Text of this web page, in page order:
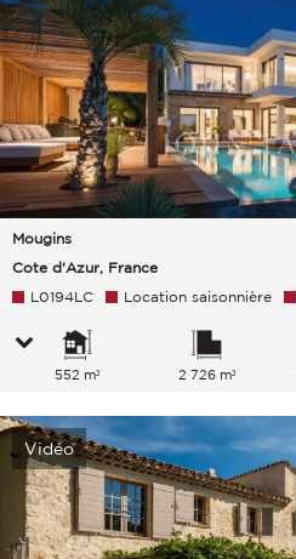
Mougins
Cote d'Azur, France
L0194LC Location saisonnière
552 m² 2 726 m²
Vidéo